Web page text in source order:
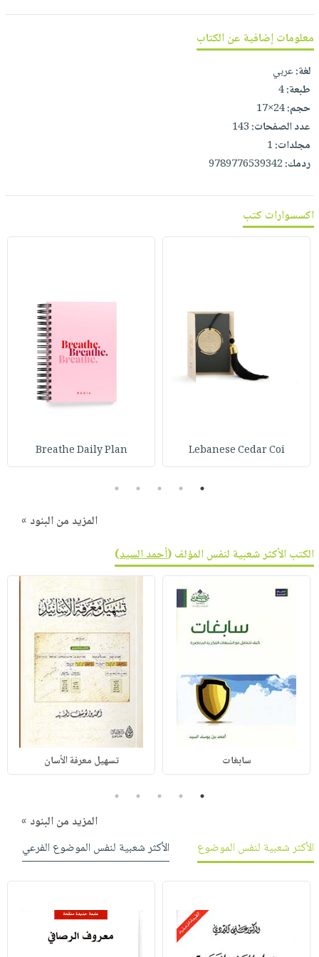
أطفال
مناسبات
فيديوهات
أسئلة
يتكرر
طرحها
خدمات
نيل
وفرات
انشر
تواصل
معنا
التسوق
نشرة
الإصدارات
معلومات إضافية عن الكتاب
لغة:عربي
طبعة:4
حجم:24×17
عدد الصفحات:143
مجلدات:1
ردمك:9789776539342
اكسسوارات كتب
Lebanese Cedar Coi
Breathe Daily Plan
1
2
3
4
5
المزيد من البنود »
الكتب الأكثر شعبية لنفس المؤلف (أحمد السيد)
سابغات تسهيل معرفة الأسان
1
2
3
4
5
المزيد من البنود »
الأكثر شعبية لنفس الموضوع
الأكثر شعبية لنفس الموضوع الفرعي